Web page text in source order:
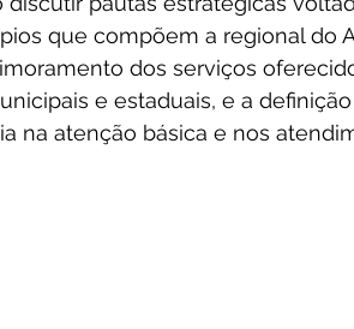
que compõem a regional do
dos serviços
e estaduais, e a
na atenção básica e nos